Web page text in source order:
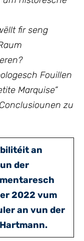
fir seng
Fouillen
Marquise”
zu
an
der
2022 vum
an vun der